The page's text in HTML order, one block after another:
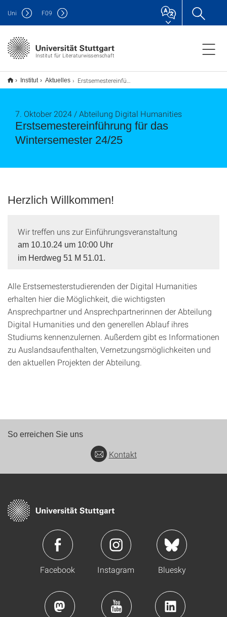
Institut für Literaturwissenschaft
Uni F09
Institut Aktuelles Erstsemestereinführung für das Wintersemester 24/25
Erstsemestereinführung für das
Wintersemester 24/25
7. Oktober 2024 / Abteilung Digital Humanities
Herzlich Willkommen!
Wir treffen uns zur Einführungsveranstaltung
am 10.10.24 um 10:00 Uhr
im Herdweg 51 M 51.01.
Alle Erstsemesterstudierenden der Digital Humanities
erhalten hier die Möglichkeit, die wichtigsten
Ansprechpartner und Ansprechpartnerinnen der Abteilung
Digital Humanities und den generellen Ablauf ihres
Studiums kennenzulernen. Außerdem gibt es Informationen
zu Auslandsaufenthalten, Vernetzungsmöglichkeiten und
den aktuellen Projekten der Abteilung.
So erreichen Sie uns
Kontakt
Facebook Instagram Bluesky